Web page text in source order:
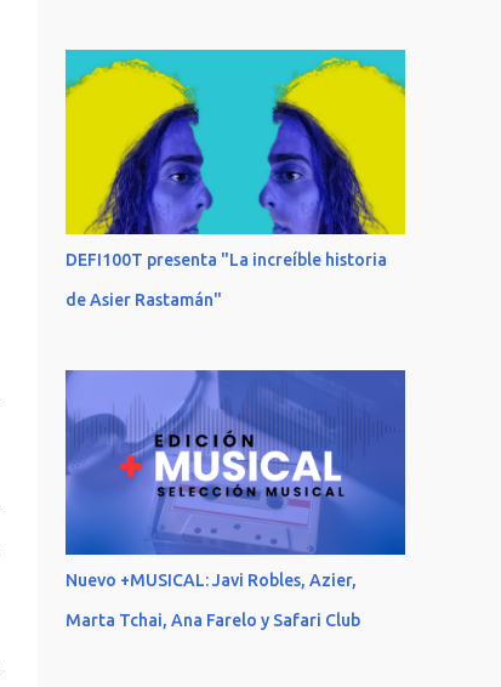
DEFI100T presenta "La increíble historia
de Asier Rastamán"
Nuevo +MUSICAL: Javi Robles, Azier,
Marta Tchai, Ana Farelo y Safari Club